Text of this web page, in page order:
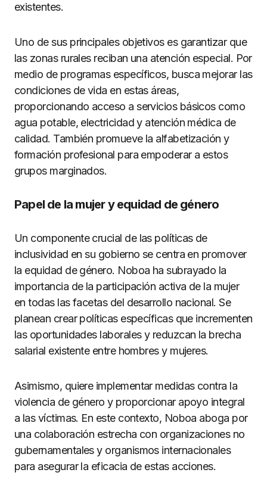
existentes.
Uno de sus principales objetivos es garantizar que
las zonas rurales reciban una atención especial. Por
medio de programas específicos, busca mejorar las
condiciones de vida en estas áreas,
proporcionando acceso a servicios básicos como
agua potable, electricidad y atención médica de
calidad. También promueve la alfabetización y
formación profesional para empoderar a estos
grupos marginados.
Papel de la mujer y equidad de género
Un componente crucial de las políticas de
inclusividad en su gobierno se centra en promover
la equidad de género. Noboa ha subrayado la
importancia de la participación activa de la mujer
en todas las facetas del desarrollo nacional. Se
planean crear políticas específicas que incrementen
las oportunidades laborales y reduzcan la brecha
salarial existente entre hombres y mujeres.
Asimismo, quiere implementar medidas contra la
violencia de género y proporcionar apoyo integral
a las víctimas. En este contexto, Noboa aboga por
una colaboración estrecha con organizaciones no
gubernamentales y organismos internacionales
para asegurar la eficacia de estas acciones.